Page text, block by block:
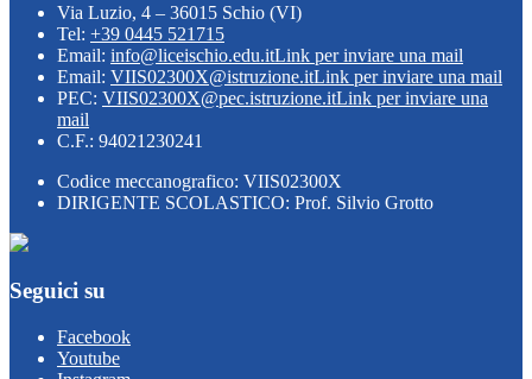
Via Luzio, 4 – 36015 Schio (VI)
Tel: +39 0445 521715
Email: info@liceischio.edu.itLink per inviare una mail
Email: VIIS02300X@istruzione.itLink per inviare una mail
PEC: VIIS02300X@pec.istruzione.itLink per inviare una
mail
C.F.: 94021230241
Codice meccanografico: VIIS02300X
DIRIGENTE SCOLASTICO: Prof. Silvio Grotto
Seguici su
Facebook
Youtube